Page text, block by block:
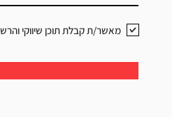
מאשר/ת קבלת תוכן שיווקי